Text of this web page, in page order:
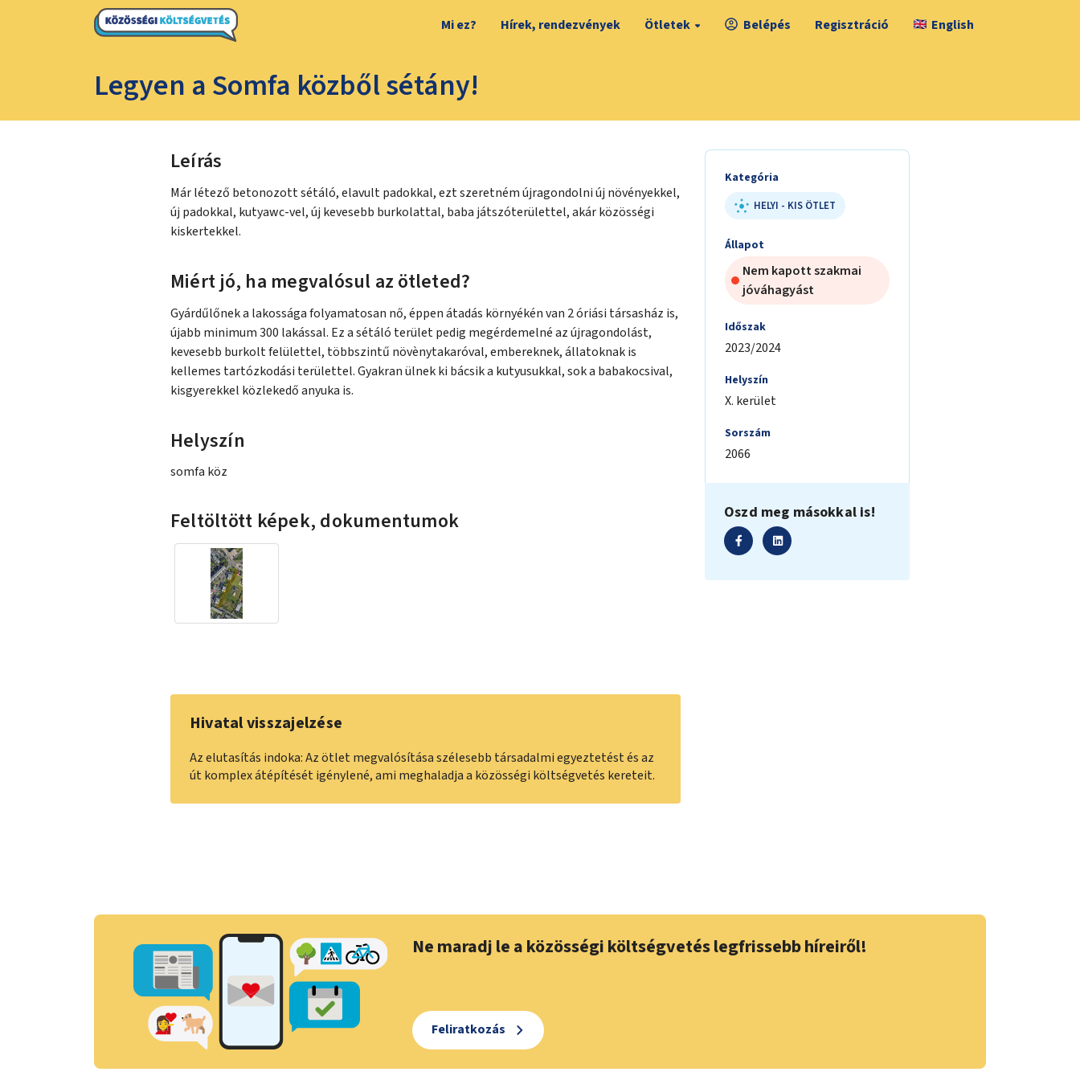
Mi ez? Hírek, rendezvények Ötletek Belépés Regisztráció English
Legyen a Somfa közből sétány!
Leírás
Már létező betonozott sétáló, elavult padokkal, ezt szeretném újragondolni új növényekkel,
új padokkal, kutyawc-vel, új kevesebb burkolattal, baba játszóterülettel, akár közösségi
kiskertekkel.
Miért jó, ha megvalósul az ötleted?
Gyárdűlőnek a lakossága folyamatosan nő, éppen átadás környékén van 2 óriási társasház is,
újabb minimum 300 lakással. Ez a sétáló terület pedig megérdemelné az újragondolást,
kevesebb burkolt felülettel, többszintű növènytakaróval, embereknek, állatoknak is
kellemes tartózkodási területtel. Gyakran ülnek ki bácsik a kutyusukkal, sok a babakocsival,
kisgyerekkel közlekedő anyuka is.
Helyszín
somfa köz
Feltöltött képek, dokumentumok
Hivatal visszajelzése
Az elutasítás indoka: Az ötlet megvalósítása szélesebb társadalmi egyeztetést és az
út komplex átépítését igénylené, ami meghaladja a közösségi költségvetés kereteit.
Kategória
HELYI - KIS ÖTLET
Állapot
Nem kapott szakmai
jóváhagyást
Időszak
2023/2024
Helyszín
X. kerület
Sorszám
2066
Oszd meg másokkal is!
Ne maradj le a közösségi költségvetés legfrissebb híreiről!
Feliratkozás